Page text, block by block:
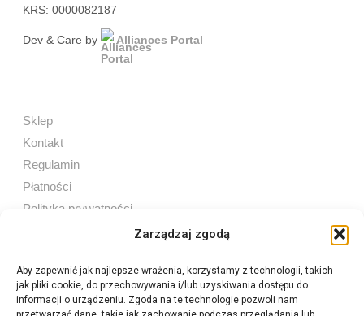
Zarządzaj zgodą
Aby zapewnić jak najlepsze wrażenia, korzystamy z technologii, takich
jak pliki cookie, do przechowywania i/lub uzyskiwania dostępu do
informacji o urządzeniu. Zgoda na te technologie pozwoli nam
KRS: 0000082187
Dev & Care by Alliances Portal
Sklep
Kontakt
Regulamin
Płatności
Polityka prywatności
Sprzedaż internetowa
Tel:605 603 753